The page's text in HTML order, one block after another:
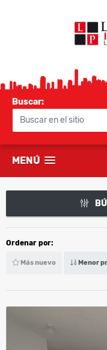
Buscar:
MENÚ
Ordenar por:
Más nuevo Menor